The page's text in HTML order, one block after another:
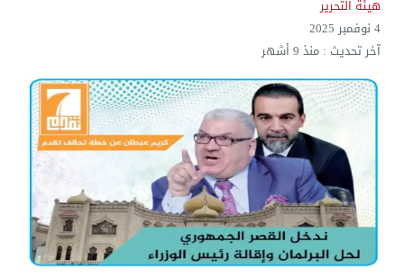
هيئة التحرير
4 نوفمبر 2025
آخر تحديث :منذ 9 أشهر